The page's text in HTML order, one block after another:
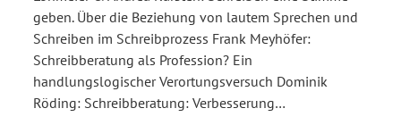
geben. Über die Beziehung von lautem Sprechen und
Schreiben im Schreibprozess Frank Meyhöfer:
Schreibberatung als Profession? Ein
handlungslogischer Verortungsversuch Dominik
Röding: Schreibberatung: Verbesserung…